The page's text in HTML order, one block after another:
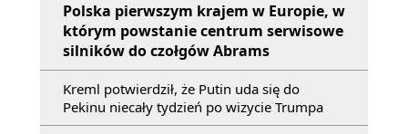
Polska pierwszym krajem w Europie, w
którym powstanie centrum serwisowe
silników do czołgów Abrams
Kreml potwierdził, że Putin uda się do
Pekinu niecały tydzień po wizycie Trumpa